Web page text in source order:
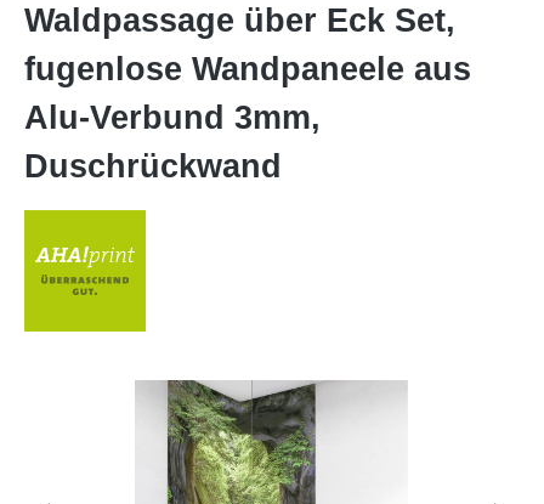
Waldpassage über Eck Set,
fugenlose Wandpaneele aus
Alu-Verbund 3mm,
Duschrückwand